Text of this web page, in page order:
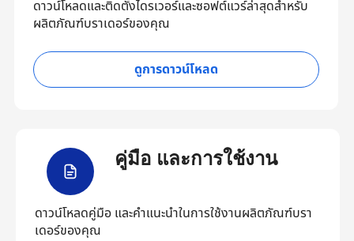
ดาวน์โหลดและติดตั้งไดรเวอร์และซอฟต์แวร์ล่าสุดสำหรับ
ผลิตภัณฑ์บราเดอร์ของคุณ
ดูการดาวน์โหลด
คู่มือ และการใช้งาน
ดาวน์โหลดคู่มือ และคำแนะนำในการใช้งานผลิตภัณฑ์บรา
เดอร์ของคุณ